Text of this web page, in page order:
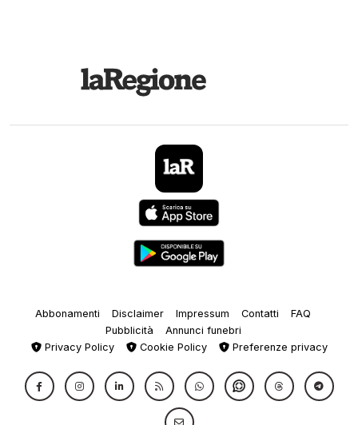
Abbonamenti Disclaimer Impressum Contatti
FAQ
Pubblicità
Annunci funebri
Privacy Policy
Cookie Policy Preferenze privacy